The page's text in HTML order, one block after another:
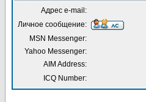
Адрес e-mail:
Личное сообщение:
MSN Messenger:
Yahoo Messenger:
AIM Address:
ICQ Number: